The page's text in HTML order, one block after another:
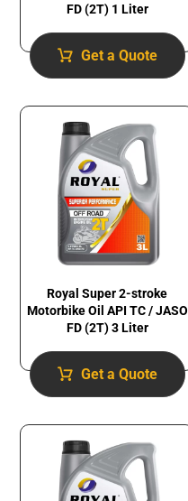
FD (2T) 1 Liter
Get a Quote
Royal Super 2-stroke
Motorbike Oil API TC / JASO
FD (2T) 3 Liter
Get a Quote